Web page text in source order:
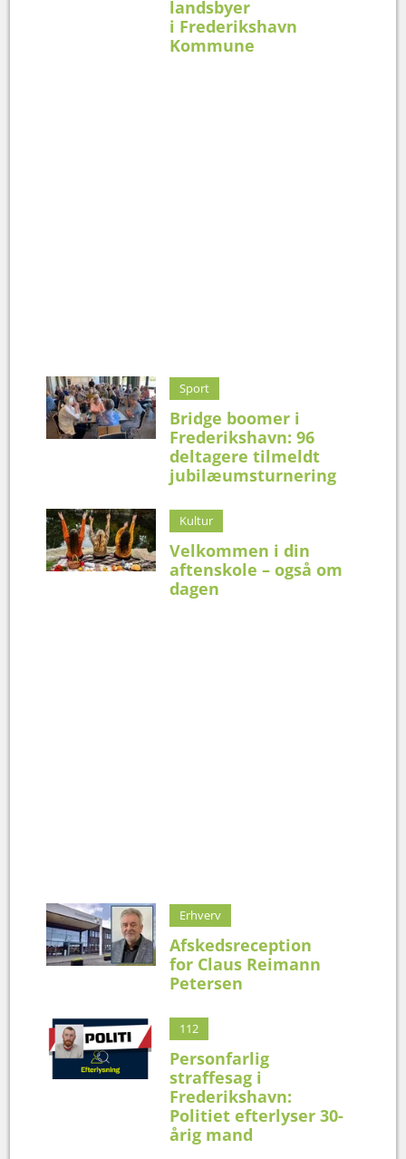
landsbyer
i Frederikshavn
Kommune
Sport
Bridge boomer i
Frederikshavn: 96
deltagere tilmeldt
jubilæumsturnering
Kultur
Velkommen i din
aftenskole – også om
dagen
Erhverv
Afskedsreception
for Claus Reimann
Petersen
112
Personfarlig
straffesag i
Frederikshavn:
Politiet efterlyser 30-
årig mand